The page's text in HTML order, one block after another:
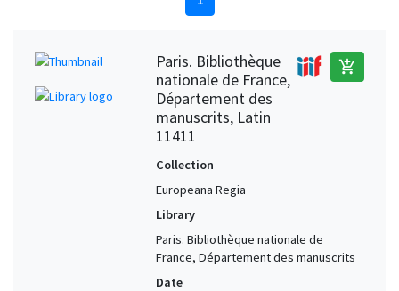
Paris. Bibliothèque
nationale de France,
Département des
manuscrits, Latin
11411
add_shopping_cart
Collection
Europeana Regia
Library
Paris. Bibliothèque nationale de
France, Département des manuscrits
Date